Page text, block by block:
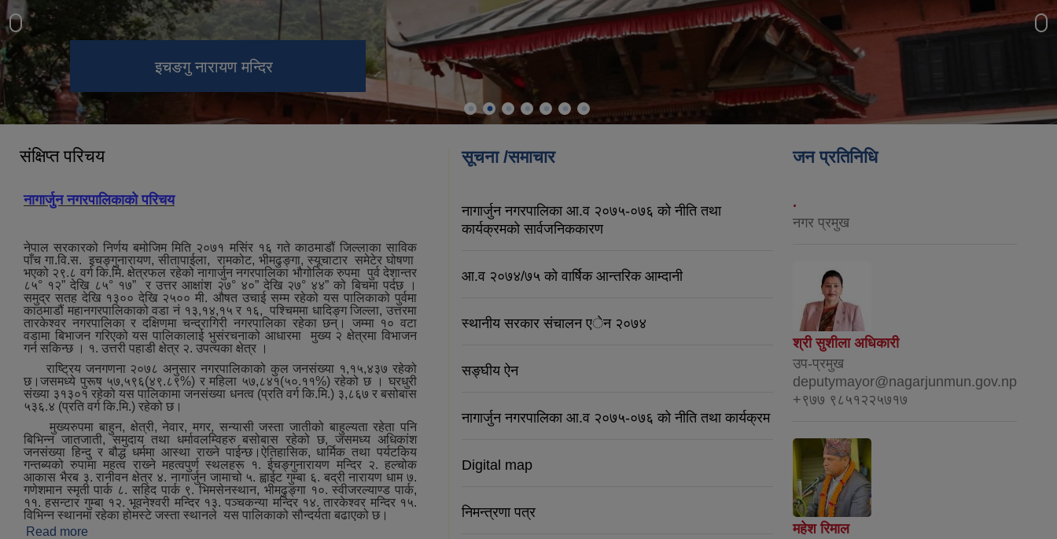
नागार्जुन नगरपालिकाको दृश्य
इचङगु नारायण मन्दिर
स्वीजरल्याण्ड पार्क
सेतो (white) गुम्बा
नागार्जुन नगरपालिकाको आवास क्षेत्र
आदेश्वर मन्दिर
बद्री नाथ मन्दिर
संक्षिप्त परिचय
नागार्जुन नगरपालिकाको परिचय
नेपाल सरकारको निर्णय बमोजिम मिति २०७१ मसिंर १६ गते काठमाडौं जिल्लाका साविक
पाँच गा.वि.स. इचङ्गुनारायण, सीतापाईला, रामकोट, भीमढुङ्गा, स्यूचाटार समेटेर घोषणा
भएको २९.८ वर्ग कि.मि. क्षेत्रफल रहेको नागार्जुन नगरपालिका भौगोलिक रुपमा पुर्व देशान्तर
८५° १२” देखि ८५° १७” र उत्तर आक्षांश २७° ४०” देखि २७° ४४” को बिचमा पर्दछ ।
समुद्र सतह देखि १३०० देखि २५०० मी. औषत उचाई सम्म रहेको यस पालिकाको पुर्वमा
काठमाडौं महानगरपालिकाको वडा नं १३,१४,१५ र १६, पश्‍चिममा धादिङ्ग जिल्ला, उत्तरमा
तारकेश्‍वर नगरपालिका र दक्षिणमा चन्द्रागिरी नगरपालिका रहेका छन्। जम्मा १० वटा
वडामा बिभाजन गरिएको यस पालिकालाई भुसंरचनाको आधारमा मुख्य २ क्षेत्रमा विभाजन
गर्न सकिन्छ । १. उत्तरी पहाडी क्षेत्र २. उपत्यका क्षेत्र ।
राष्ट्रिय जनगणना २०७८ अनुसार नगरपालिकाको कुल जनसंख्या १,१५,४३७ रहेको
छ।जसमध्ये पुरूष ५७,५९६(४९.८९%) र महिला ५७,८४१(५०.११%) रहेको छ । घरधुरी
संख्या ३१३०१ रहेको यस पालिकामा जनसंख्या धनत्व (प्रति वर्ग कि.मि.) ३,८६७ र बसोबास
५३६.४ (प्रति वर्ग कि.मि.) रहेको छ।
मुख्‍यरुपमा बाहुन, क्षेत्री, नेवार, मगर, सन्यासी जस्ता जातीको बाहुल्यता रहेता पनि
बिभिन्‍न जातजाती, समुदाय तथा धर्मावलम्विहरु बसोबास रहेको छ, जसमध्‍य अधिकांश
जनसंख्या हिन्दु र बौद्ध धर्ममा आस्था राख्‍ने पाईन्छ।ऐतिहासिक, धार्मिक तथा पर्यटकिय
गन्तब्यको रुपामा महत्व राख्‍ने महत्‍वपुर्ण स्थलहरू १. ईचङ्गुनारायण मन्दिर २. हल्चोक
आकास भैरब ३. रानीवन क्षेत्र ४. नागार्जुन जामाचो ५. ह्वाईट गुम्बा ६. बद्री नारायण धाम ७.
गणेशमान स्मृती पार्क ८. सहिद पार्क ९. भिमसेनस्थान, भीमढुङ्गा १०. स्वीजरल्याण्ड पार्क,
११. हसन्टार गुम्बा १२. भूवनेश्‍वरी मन्दिर १३. पञ्‍चकन्या मन्दिर १४. तारकेश्‍वर मन्दिर १५.
विभिन्न स्थानमा रहेका होमस्टे जस्‍ता स्थानले यस पालिकाको सौन्दर्यता बढाएको छ।
Read more
सूचना /समाचार
नागार्जुन नगरपालिका आ.व २०७५-०७६ को नीति तथा
कार्यक्रमको सार्वजनिककारण
आ.व २०७४/७५ को वार्षिक आन्तरिक आम्दानी
स्थानीय सरकार संचालन एेन २०७४
सङ्‍घीय ऐन
नागार्जुन नगरपालिका आ.व २०७५-०७६ को नीति तथा कार्यक्रम
Digital map
निमन्त्रणा पत्र
जन प्रतिनिधि
.
नगर प्रमुख
श्री सुशीला अधिकारी
उप-प्रमुख
deputymayor@nagarjunmun.gov.np
+९७७ ९८५१२२५७१७
महेश रिमाल